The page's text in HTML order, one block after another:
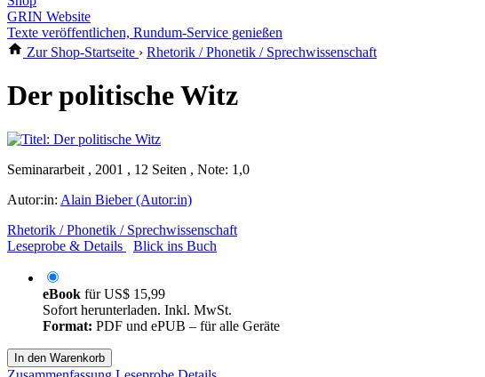
GRIN Website
Texte veröffentlichen, Rundum-Service genießen
Zur Shop-Startseite › Rhetorik / Phonetik / Sprechwissenschaft
Der politische Witz
Seminararbeit , 2001 , 12 Seiten , Note: 1,0
Autor:in: Alain Bieber (Autor:in)
Rhetorik / Phonetik / Sprechwissenschaft
Leseprobe & Details
Blick ins Buch
eBook fürUS$ 15,99
Sofort herunterladen. Inkl. MwSt.
Format: PDF und ePUB – für alle Geräte
In den Warenkorb